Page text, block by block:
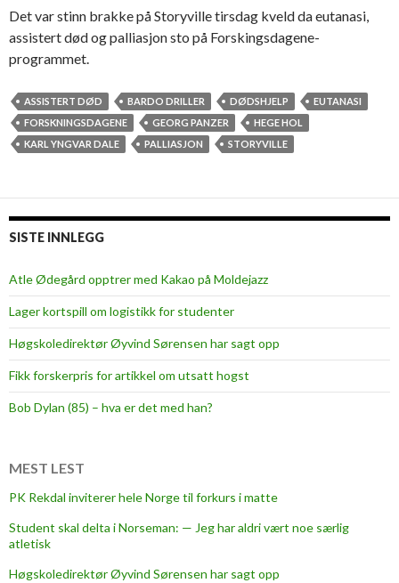
i
Det var stinn brakke på Storyville tirsdag kveld da eutanasi,
assistert død og palliasjon sto på Forskingsdagene-
programmet.
ASSISTERT DØD BARDO DRILLER DØDSHJELP
EUTANASI
FORSKNINGSDAGENE
GEORG PANZER
HEGE HOL
KARL YNGVAR DALE
PALLIASJON STORYVILLE
SISTE INNLEGG
Atle Ødegård opptrer med Kakao på Moldejazz
Lager kortspill om logistikk for studenter
Høgskoledirektør Øyvind Sørensen har sagt opp
Fikk forskerpris for artikkel om utsatt hogst
Bob Dylan (85) – hva er det med han?
MEST LEST
PK Rekdal inviterer hele Norge til forkurs i matte
Student skal delta i Norseman: — Jeg har aldri vært noe særlig
atletisk
Høgskoledirektør Øyvind Sørensen har sagt opp